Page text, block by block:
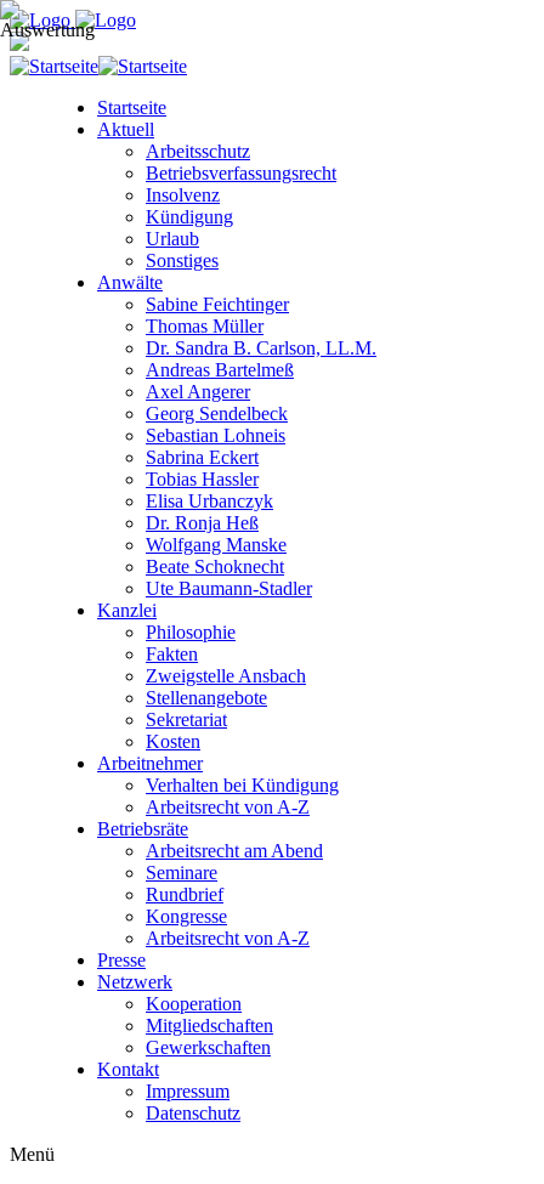
Startseite
Aktuell
Arbeitsschutz
Betriebsverfassungsrecht
Insolvenz
Kündigung
Urlaub
Sonstiges
Anwälte
Sabine Feichtinger
Thomas Müller
Dr. Sandra B. Carlson, LL.M.
Andreas Bartelmeß
Axel Angerer
Georg Sendelbeck
Sebastian Lohneis
Sabrina Eckert
Tobias Hassler
Elisa Urbanczyk
Dr. Ronja Heß
Wolfgang Manske
Beate Schoknecht
Ute Baumann-Stadler
Kanzlei
Philosophie
Fakten
Zweigstelle Ansbach
Stellenangebote
Sekretariat
Kosten
Arbeitnehmer
Verhalten bei Kündigung
Arbeitsrecht von A-Z
Betriebsräte
Arbeitsrecht am Abend
Seminare
Rundbrief
Kongresse
Arbeitsrecht von A-Z
Presse
Netzwerk
Kooperation
Mitgliedschaften
Gewerkschaften
Kontakt
Impressum
Datenschutz
Menü